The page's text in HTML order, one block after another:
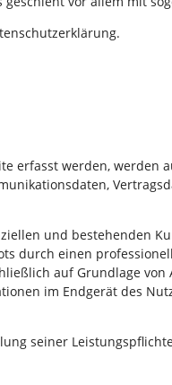
erfasst werden, werden
und bestehenden
durch einen
auf Grundlage von
im Endgerät des
seiner